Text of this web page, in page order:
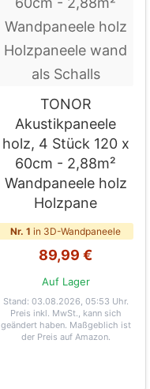
TONOR
Akustikpaneele
holz, 4 Stück 120 x
60cm - 2,88m²
Wandpaneele holz
Holzpane
Nr. 1 in 3D-Wandpaneele
89,99 €
Auf Lager
Stand: 03.08.2026, 05:53 Uhr.
Preis inkl. MwSt., kann sich
geändert haben. Maßgeblich ist
der Preis auf Amazon.